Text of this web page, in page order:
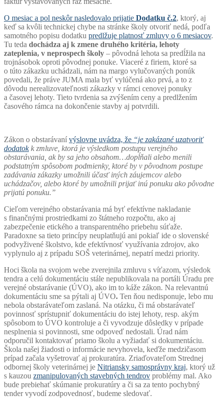
O mesiac a pol neskôr nasledovalo prijatie Dodatku č.2, ktorý, aj
keď sa kvôli technickej chybe na stránke školy otvoriť nedá, podľa
samotného popisu dodatku predlžuje platnosť zmluvy o 6 mesiacov.
Tu teda dochádza aj k zmene druhého kritéria, lehoty
zateplenia, v neprospech školy – pôvodná lehota sa predĺžila na
trojnásobok oproti pôvodnej ponuke. Viaceré z firiem, ktoré sa
o túto zákazku uchádzali, nám na margo vylučovaných ponúk
povedali, že práve JUMA mala byť vylúčená ako prvá, a to z
dôvodu nerealizovateľnosti zákazky v rámci cenovej ponuky
a časovej lehoty. Tieto tvrdenia sa zvýšením ceny a predlžením
časového rámca na dokončenie stavby aj potvrdili.
Zákon o obstarávaní výslovne uvádza, že “je zakázané uzatvoriť
dodatokk zmluve, ktorá je výsledkom postupu verejného
obstarávania, ak by sa jeho obsahom…dopĺňali alebo menili
podstatným spôsobom podmienky, ktoré by v pôvodnom postupe
zadávania zákazky umožnili účasť iných záujemcov alebo
uchádzačov, alebo ktoré by umožnili prijať inú ponuku ako pôvodne
prijatú ponuku.”
Cieľom verejného obstarávania má byť efektívne nakladanie
s finančnými prostriedkami zo štátneho rozpočtu, ako aj
zabezpečenie etického a transparentného priebehu súťaže.
Paradoxne sa tieto princípy neuplatňujú ani pokiaľ ide o slovenské
podvyživené školstvo, kde efektívnosť využívania zdrojov, ako
vyplynulo aj z prípadu SOŠ veterinárnej, nepatrí medzi priority.
Hoci škola na svojom webe zverejnila zmluvu s víťazom, výsledok
tendra a celú dokumentáciu stále nepublikovala na portáli Úradu pre
verejné obstarávanie (ÚVO), ako im to káže zákon. Na relevantnú
dokumentáciu sme sa pýtali aj ÚVO. Ten ňou nedisponuje, lebo mu
nebola obstarávateľom zaslaná. Na otázku, či má obstarávateľ
povinnosť sprístupniť dokumentáciu do istej lehoty, resp. akým
spôsobom to ÚVO kontroluje a či vyvodzuje dôsledky v prípade
nesplnenia si povinnosti, sme odpoveď nedostali. Úrad nám
odporučil kontaktovať priamo školu a vyžiadať si dokumentáciu.
Škola našej žiadosti o informácie nevyhovela, keďže medzičasom
prípad začala vyšetrovať aj prokuratúra. Zriaďovateľom Strednej
odbornej školy veterinárnej je Nitriansky samosprávny kraj, ktorý už
s kauzou zmanipulovaných stavebných tendrov problémy mal. Ako
bude prebiehať skúmanie prokuratúry a či sa za tento pochybný
tender vyvodí zodpovednosť, budeme sledovať.